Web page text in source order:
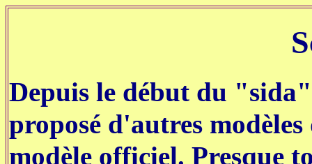
Depuis le début du
proposé d'autres
modèle officiel. Presque